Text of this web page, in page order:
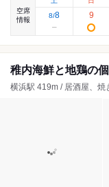
空席
情報
8/8 9
稚内海鮮と地鶏の
横浜駅 419m / 居酒屋、焼